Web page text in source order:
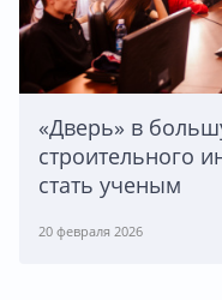
«Дверь» в
строительного
стать ученым
20 февраля 2026